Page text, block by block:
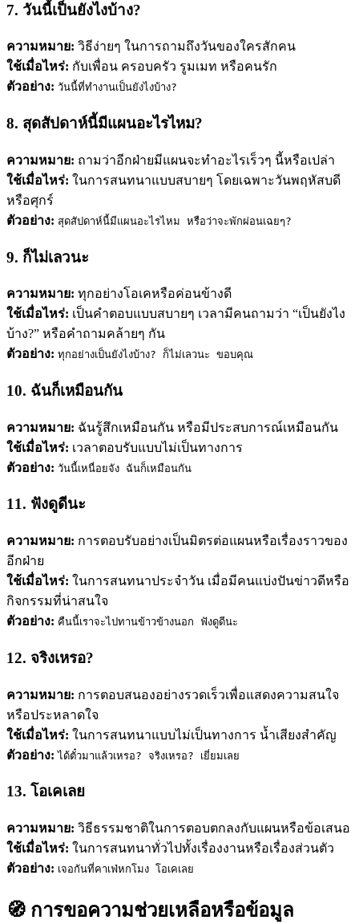
7. วันนี้เป็นยังไงบ้าง?
ความหมาย: วิธีง่ายๆ ในการถามถึงวันของใครสักคน
ใช้เมื่อไหร่: กับเพื่อน ครอบครัว รูมเมท หรือคนรัก
ตัวอย่าง: วันนี้ที่ทำงานเป็นยังไงบ้าง?
8. สุดสัปดาห์นี้มีแผนอะไรไหม?
ความหมาย: ถามว่าอีกฝ่ายมีแผนจะทำอะไรเร็วๆ นี้หรือเปล่า
ใช้เมื่อไหร่: ในการสนทนาแบบสบายๆ โดยเฉพาะวันพฤหัสบดี
หรือศุกร์
ตัวอย่าง: สุดสัปดาห์นี้มีแผนอะไรไหม หรือว่าจะพักผ่อนเฉยๆ?
9. ก็ไม่เลวนะ
ความหมาย: ทุกอย่างโอเคหรือค่อนข้างดี
ใช้เมื่อไหร่: เป็นคำตอบแบบสบายๆ เวลามีคนถามว่า “เป็นยังไง
บ้าง?” หรือคำถามคล้ายๆ กัน
ตัวอย่าง: ทุกอย่างเป็นยังไงบ้าง? ก็ไม่เลวนะ ขอบคุณ
10. ฉันก็เหมือนกัน
ความหมาย: ฉันรู้สึกเหมือนกัน หรือมีประสบการณ์เหมือนกัน
ใช้เมื่อไหร่: เวลาตอบรับแบบไม่เป็นทางการ
ตัวอย่าง: วันนี้เหนื่อยจัง ฉันก็เหมือนกัน
11. ฟังดูดีนะ
ความหมาย: การตอบรับอย่างเป็นมิตรต่อแผนหรือเรื่องราวของ
อีกฝ่าย
ใช้เมื่อไหร่: ในการสนทนาประจำวัน เมื่อมีคนแบ่งปันข่าวดีหรือ
กิจกรรมที่น่าสนใจ
ตัวอย่าง: คืนนี้เราจะไปทานข้าวข้างนอก ฟังดูดีนะ
12. จริงเหรอ?
ความหมาย: การตอบสนองอย่างรวดเร็วเพื่อแสดงความสนใจ
หรือประหลาดใจ
ใช้เมื่อไหร่: ในการสนทนาแบบไม่เป็นทางการ น้ำเสียงสำคัญ
ตัวอย่าง: ได้ตั๋วมาแล้วเหรอ? จริงเหรอ? เยี่ยมเลย
13. โอเคเลย
ความหมาย: วิธีธรรมชาติในการตอบตกลงกับแผนหรือข้อเสนอ
ใช้เมื่อไหร่: ในการสนทนาทั่วไปทั้งเรื่องงานหรือเรื่องส่วนตัว
ตัวอย่าง: เจอกันที่คาเฟ่หกโมง โอเคเลย
🧭 การขอความช่วยเหลือหรือข้อมูล